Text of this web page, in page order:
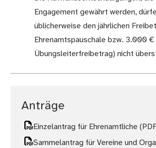
Engagement gewährt werden,
üblicherweise den jährlichen
Ehrenamtspauschale bzw. 3.000 €
Übungsleiterfreibetrag) nicht
Anträge
Einzelantrag für Ehrenamtliche
Sammelantrag für Vereine und